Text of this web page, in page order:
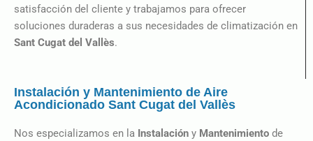
satisfacción del cliente y trabajamos para ofrecer
soluciones duraderas a sus necesidades de climatización en
Sant Cugat del Vallès.
Instalación y Mantenimiento de Aire
Acondicionado Sant Cugat del Vallès
Nos especializamos en la Instalación y Mantenimiento de